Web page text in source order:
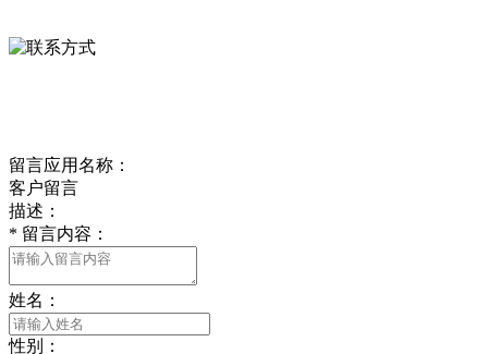
留言应用名称：
客户留言
描述：
* 留言内容：
姓名：
性别：